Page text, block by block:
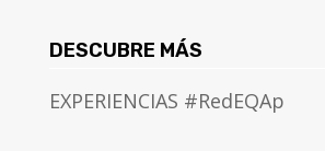
DESCUBRE MÁS
EXPERIENCIAS #RedEQAp